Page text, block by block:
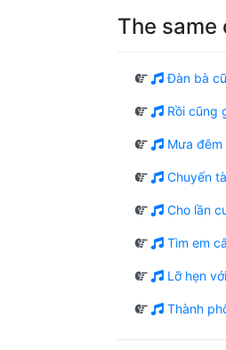
The
Đàn bà
Rồi cũng
Mưa đêm
Chuyến
Cho lần
Tìm em
Lỡ hẹn
Thành